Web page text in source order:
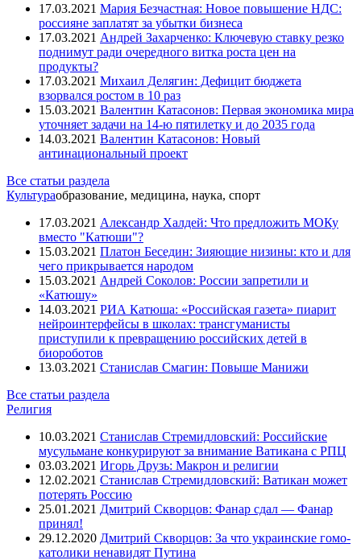
17.03.2021 Мария Безчастная: Новое повышение НДС:
россияне заплатят за убытки бизнеса
17.03.2021 Андрей Захарченко: Ключевую ставку резко
поднимут ради очередного витка роста цен на
продукты?
17.03.2021 Михаил Делягин: Дефицит бюджета
взорвался ростом в 10 раз
15.03.2021 Валентин Катасонов: Первая экономика мира
уточняет задачи на 14-ю пятилетку и до 2035 года
14.03.2021 Валентин Катасонов: Новый
антинациональный проект
Все статьи раздела
Культураобразование, медицина, наука, спорт
17.03.2021 Александр Халдей: Что предложить МОКу
вместо "Катюши"?
15.03.2021 Платон Беседин: Зияющие низины: кто и для
чего прикрывается народом
15.03.2021 Андрей Соколов: России запретили и
«Катюшу»
14.03.2021 РИА Катюша: «Российская газета» пиарит
нейроинтерфейсы в школах: трансгуманисты
приступили к превращению российских детей в
биороботов
13.03.2021 Станислав Смагин: Повыше Манижи
Все статьи раздела
Религия
10.03.2021 Станислав Стремидловский: Российские
мусульмане конкурируют за внимание Ватикана с РПЦ
03.03.2021 Игорь Друзь: Макрон и религии
12.02.2021 Станислав Стремидловский: Ватикан может
потерять Россию
25.01.2021 Дмитрий Скворцов: Фанар сдал — Фанар
принял!
29.12.2020 Дмитрий Скворцов: За что украинские гомо-
католики ненавидят Путина